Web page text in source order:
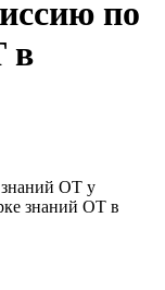
по
в
знаний ОТ у
знаний ОТ в